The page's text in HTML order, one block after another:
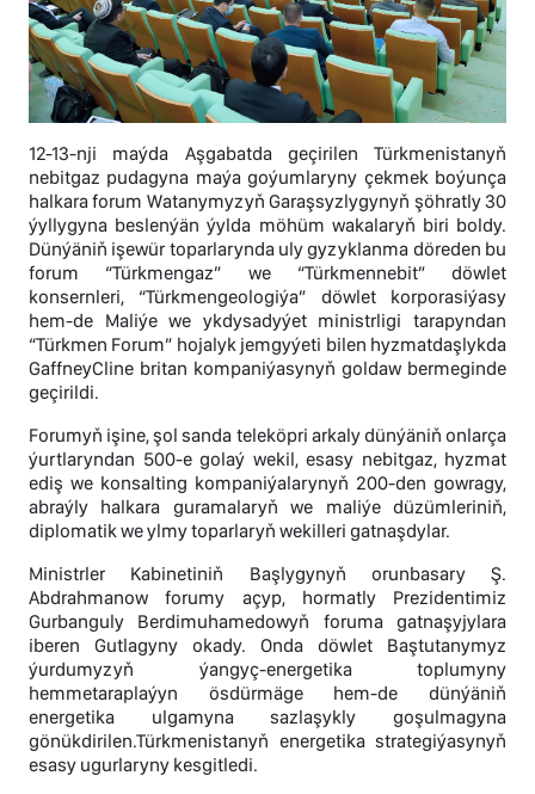
12-13-nji maýda Aşgabatda geçirilen Türkmenistanyň
nebitgaz pudagyna maýa goýumlaryny çekmek boýunça
halkara forum Watanymyzyň Garaşsyzlygynyň şöhratly 30
ýyllygyna beslenýän ýylda möhüm wakalaryň biri boldy.
Dünýäniň işewür toparlarynda uly gyzyklanma döreden bu
forum “Türkmengaz” we “Türkmennebit” döwlet
konsernleri, “Türkmengeologiýa” döwlet korporasiýasy
hem-de Maliýe we ykdysadyýet ministrligi tarapyndan
“Türkmen Forum” hojalyk jemgyýeti bilen hyzmatdaşlykda
GaffneyCline britan kompaniýasynyň goldaw bermeginde
geçirildi.
Forumyň işine, şol sanda teleköpri arkaly dünýäniň onlarça
ýurtlaryndan 500-e golaý wekil, esasy nebitgaz, hyzmat
ediş we konsalting kompaniýalarynyň 200-den gowragy,
abraýly halkara guramalaryň we maliýe düzümleriniň,
diplomatik we ylmy toparlaryň wekilleri gatnaşdylar.
Ministrler Kabinetiniň Başlygynyň orunbasary Ş.
Abdrahmanow forumy açyp, hormatly Prezidentimiz
Gurbanguly Berdimuhamedowyň foruma gatnaşyjylara
iberen Gutlagyny okady. Onda döwlet Baştutanymyz
ýurdumyzyň ýangyç-energetika toplumyny
hemmetaraplaýyn ösdürmäge hem-de dünýäniň
energetika ulgamyna sazlaşykly goşulmagyna
gönükdirilen.Türkmenistanyň energetika strategiýasynyň
esasy ugurlaryny kesgitledi.